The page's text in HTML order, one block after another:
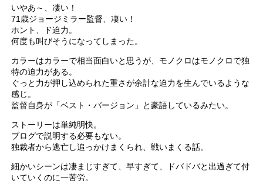
いやあ～、凄い！
71歳ジョージミラー監督、凄い！
ホント、ド迫力。
何度も叫びそうになってしまった。
カラーはカラーで相当面白いと思うが、モノクロはモノクロで独
特の迫力がある。
ぐっと力が押し込められた重さが余計な迫力を生んでいるような
感じ。
監督自身が「ベスト・バージョン」と豪語しているみたい。
ストーリーは単純明快。
ブログで説明する必要もない。
独裁者から逃亡し追っかけまくられ、戦いまくる話。
細かいシーンは凄まじすぎて、早すぎて、ドバドバと出過ぎて付
いていくのに一苦労。